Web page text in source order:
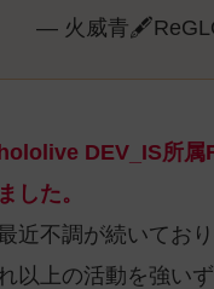
— 火威青
DEV_IS所属
ました。
近不調が続いてお
以上の活動を強い